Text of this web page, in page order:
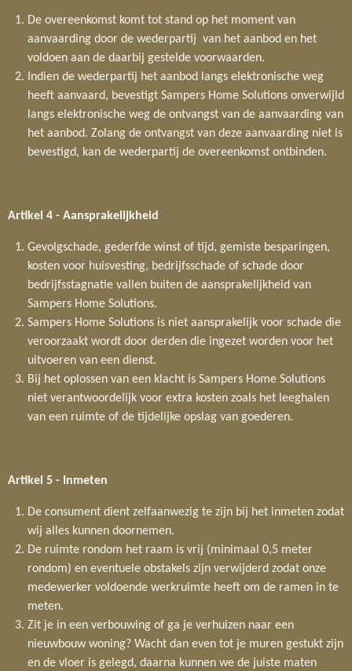
De overeenkomst komt tot stand op het moment van
aanvaarding door de wederpartij van het aanbod en het
voldoen aan de daarbij gestelde voorwaarden.
Indien de wederpartij het aanbod langs elektronische weg
heeft aanvaard, bevestigt Sampers Home Solutions onverwijld
langs elektronische weg de ontvangst van de aanvaarding van
het aanbod. Zolang de ontvangst van deze aanvaarding niet is
bevestigd, kan de wederpartij de overeenkomst ontbinden.
Artikel 4 - Aansprakelijkheid
Gevolgschade, gederfde winst of tijd, gemiste besparingen,
kosten voor huisvesting, bedrijfsschade of schade door
bedrijfsstagnatie vallen buiten de aansprakelijkheid van
Sampers Home Solutions.
Sampers Home Solutions is niet aansprakelijk voor schade die
veroorzaakt wordt door derden die ingezet worden voor het
uitvoeren van een dienst.
Bij het oplossen van een klacht is Sampers Home Solutions
niet verantwoordelijk voor extra kosten zoals het leeghalen
van een ruimte of de tijdelijke opslag van goederen.
Artikel 5 - Inmeten
De consument dient zelfaanwezig te zijn bij het inmeten zodat
wij alles kunnen doornemen.
De ruimte rondom het raam is vrij (minimaal 0,5 meter
rondom) en eventuele obstakels zijn verwijderd zodat onze
medewerker voldoende werkruimte heeft om de ramen in te
meten.
Zit je in een verbouwing of ga je verhuizen naar een
nieuwbouw woning? Wacht dan even tot je muren gestukt zijn
en de vloer is gelegd, daarna kunnen we de juiste maten